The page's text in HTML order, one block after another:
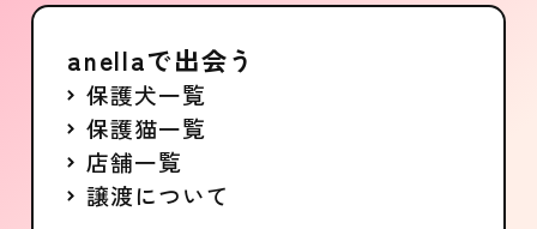
anellaで出会う
保護犬一覧
保護猫一覧
店舗一覧
譲渡について